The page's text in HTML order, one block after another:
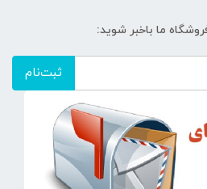
ما باخبر شوید:
ثبت‌نام